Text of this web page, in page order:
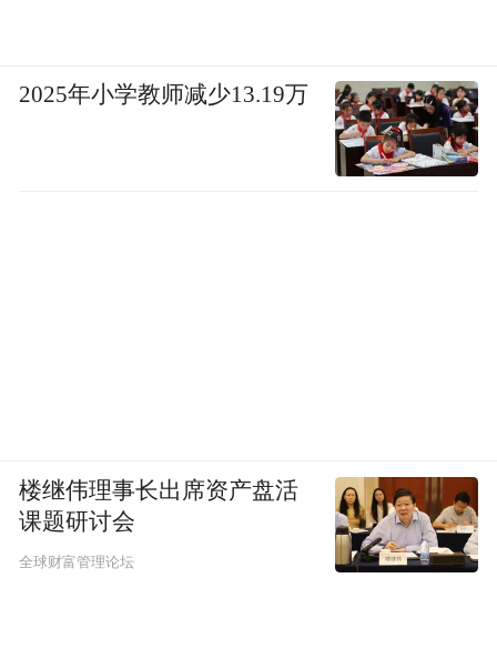
2025年小学教师减少13.19万
楼继伟理事长出席资产盘活
课题研讨会
全球财富管理论坛